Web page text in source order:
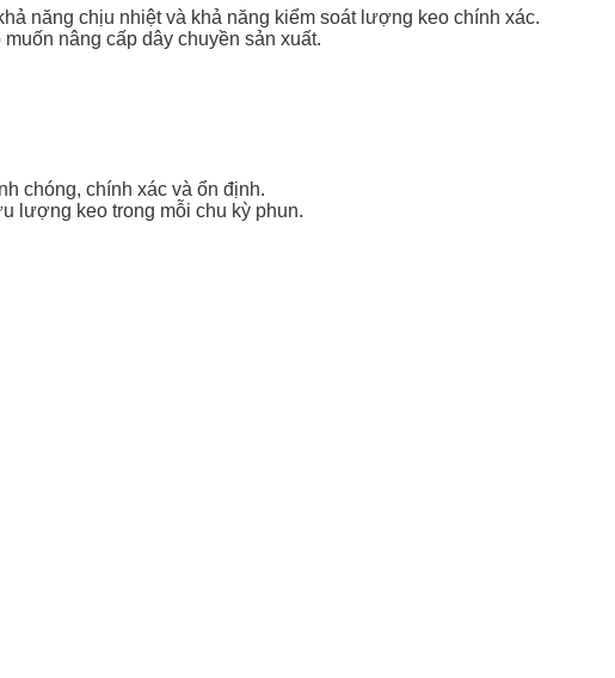
năng chịu nhiệt và khả năng kiểm soát lượng keo chính xác.
nâng cấp dây chuyền sản xuất.
chóng, chính xác và ổn định.
lượng keo trong mỗi chu kỳ phun.